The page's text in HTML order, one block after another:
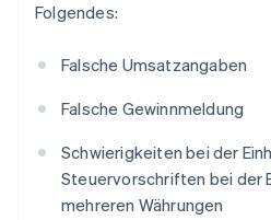
Folgendes:
Falsche Umsatzangaben
Falsche Gewinnmeldung
Schwierigkeiten bei der
Steuervorschriften bei der
mehreren Währungen